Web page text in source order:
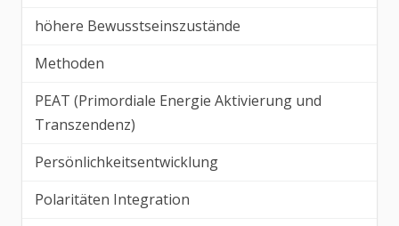
höhere Bewusstseinszustände
Methoden
PEAT (Primordiale Energie Aktivierung und
Transzendenz)
Persönlichkeitsentwicklung
Polaritäten Integration